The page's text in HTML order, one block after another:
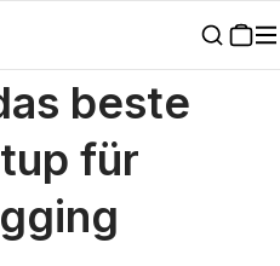
Leichte Setup Für Reise-Vlogging
beste
für